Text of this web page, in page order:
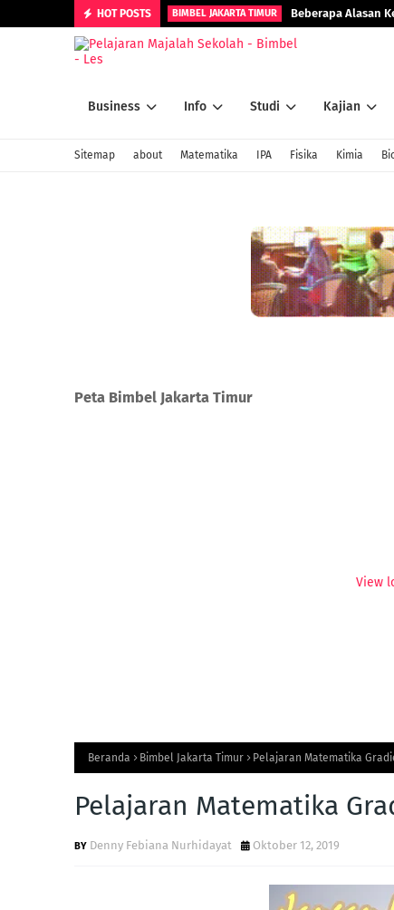
HOT POSTS BIMBEL JAKARTA TIMUR Beberapa Alasan
Business Info Studi Kajian
Sitemap about Matematika IPA Fisika Kimia
Peta Bimbel Jakarta Timur
View
Beranda Bimbel Jakarta Timur Pelajaran Matematika
Pelajaran Matematika
Denny Febiana Nurhidayat Oktober 12, 2019